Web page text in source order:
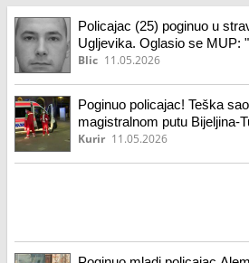
Policajac (25) poginuo u
Ugljevika. Oglasio se MUP:
ćerka, supruga, roditelji i brat"
Blic 11.05.2026
Poginuo policajac! Teška
magistralnom putu Bijeljina-
kolovoza!
Kurir 11.05.2026